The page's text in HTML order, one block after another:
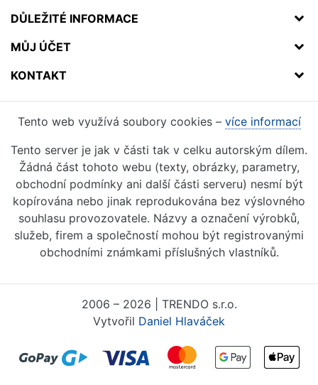
DŮLEŽITÉ INFORMACE
MŮJ ÚČET
KONTAKT
Tento web využívá soubory cookies – více informací
Tento server je jak v části tak v celku autorským dílem.
Žádná část tohoto webu (texty, obrázky, parametry,
obchodní podmínky ani další části serveru) nesmí být
kopírována nebo jinak reprodukována bez výslovného
souhlasu provozovatele. Názvy a označení výrobků,
služeb, firem a společností mohou být registrovanými
obchodními známkami příslušných vlastníků.
2006 – 2026 | TRENDO s.r.o.
Vytvořil Daniel Hlaváček